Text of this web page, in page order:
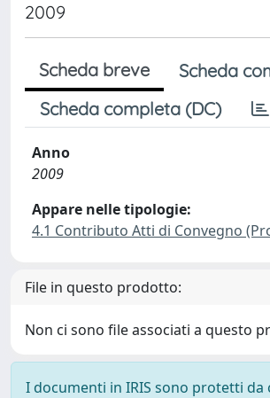
2009
Scheda breve
Scheda
Scheda completa (DC)
Anno
2009
Appare nelle tipologie:
4.1 Contributo Atti di Convegno
File in questo prodotto:
Non ci sono file associati a questo
I documenti in IRIS sono protetti da